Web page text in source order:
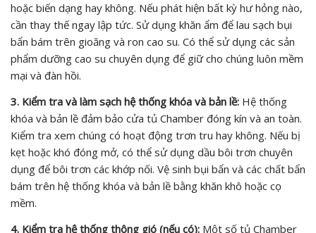
hoặc biến dạng hay không. Nếu phát hiện bất kỳ hư hỏng nào,
cần thay thế ngay lập tức. Sử dụng khăn ẩm để lau sạch bụi
bẩn bám trên gioăng và ron cao su. Có thể sử dụng các sản
phẩm dưỡng cao su chuyên dụng để giữ cho chúng luôn mềm
mại và đàn hồi.
3. Kiểm tra và làm sạch hệ thống khóa và bản lề: Hệ thống
khóa và bản lề đảm bảo cửa tủ Chamber đóng kín và an toàn.
Kiểm tra xem chúng có hoạt động trơn tru hay không. Nếu bị
kẹt hoặc khó đóng mở, có thể sử dụng dầu bôi trơn chuyên
dụng để bôi trơn các khớp nối. Vệ sinh bụi bẩn và các chất bẩn
bám trên hệ thống khóa và bản lề bằng khăn khô hoặc cọ
mềm.
4. Kiểm tra hệ thống thông gió (nếu có): Một số tủ Chamber